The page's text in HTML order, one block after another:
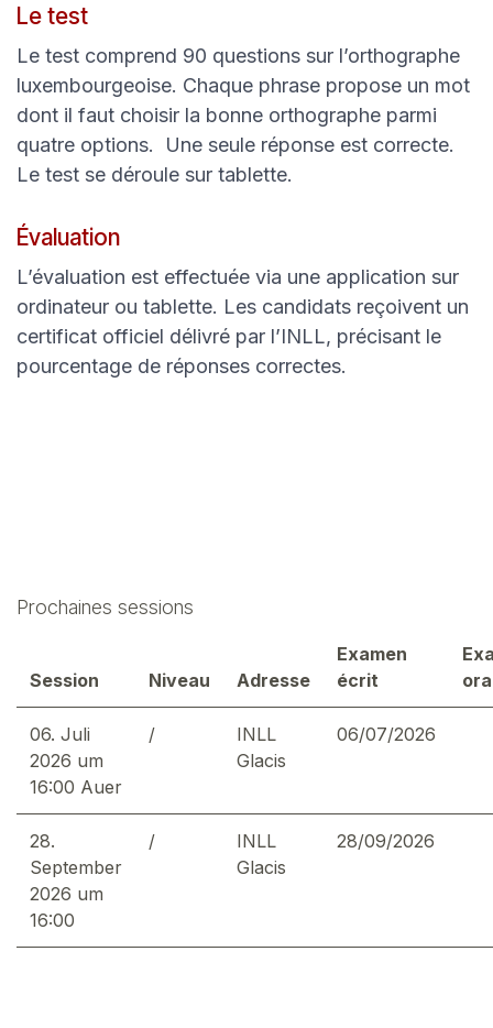
Le test
Le test comprend 90 questions sur l’orthographe
luxembourgeoise. Chaque phrase propose un mot
dont il faut choisir la bonne orthographe parmi
quatre options. Une seule réponse est correcte.
Le test se déroule sur tablette.
Évaluation
L’évaluation est effectuée via une application sur
ordinateur ou tablette. Les candidats reçoivent un
certificat officiel délivré par l’INLL, précisant le
pourcentage de réponses correctes.
Prochaines sessions
Session Niveau Adresse
Examen
écrit
06. Juli
2026 um
16:00 Auer
/
INLL
Glacis
06/07/2026
28.
September
2026 um
16:00
/
INLL
Glacis
28/09/2026